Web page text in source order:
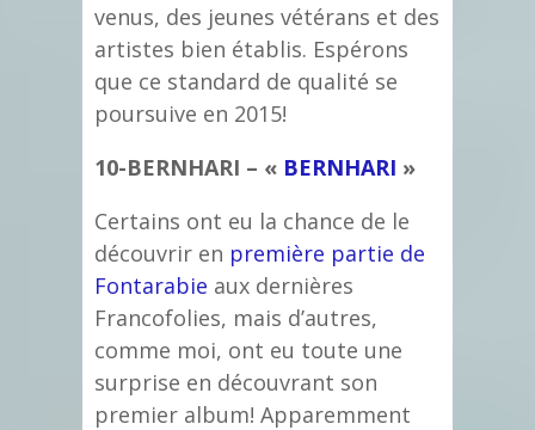
venus, des jeunes vétérans et des
artistes bien établis. Espérons
que ce standard de qualité se
poursuive en 2015!
10-BERNHARI – « BERNHARI »
Certains ont eu la chance de le
découvrir en première partie de
Fontarabie aux dernières
Francofolies, mais d’autres,
comme moi, ont eu toute une
surprise en découvrant son
premier album! Apparemment